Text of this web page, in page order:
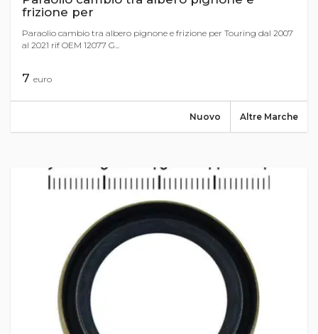
frizione per
Paraolio cambio tra albero pignone e frizione per Touring dal 2007
al 2021 rif OEM 12077 G...
7 euro
Altre Marche
Nuovo